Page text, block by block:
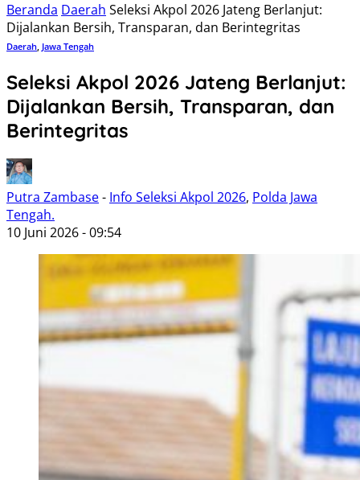
Beranda Daerah Seleksi Akpol 2026 Jateng Berlanjut:
Dijalankan Bersih, Transparan, dan Berintegritas
Daerah, Jawa Tengah
Seleksi Akpol 2026 Jateng Berlanjut:
Dijalankan Bersih, Transparan, dan
Berintegritas
Putra Zambase- Info Seleksi Akpol 2026, Polda Jawa
Tengah.
10 Juni 2026 - 09:54